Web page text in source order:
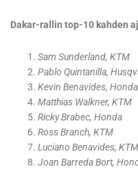
Dakar-rallin top-10 kahden
Sam Sunderland, KTM
Pablo Quintanilla,
Kevin Benavides, Honda
Matthias Walkner, KTM
Ricky Brabec, Honda
Ross Branch, KTM
Luciano Benavides, KTM
Joan Barreda Bort,